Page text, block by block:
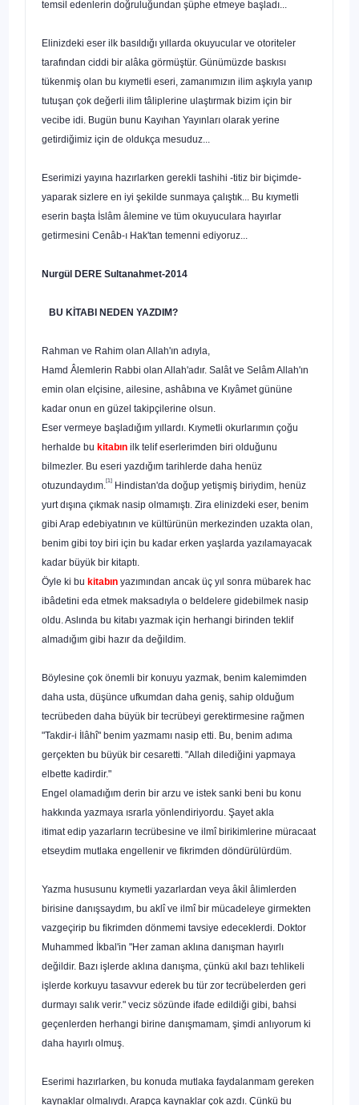
temsil edenlerin doğruluğundan şüphe etmeye başladı...
Elinizdeki eser ilk basıldığı yıllarda okuyucular ve otorite­ler
tarafından ciddi bir alâka görmüştür. Günümüzde baskısı
tükenmiş olan bu kıymetli eseri, zamanımızın ilim aşkıyla ya­nıp
tutuşan çok değerli ilim tâliplerine ulaştırmak bizim için bir
vecibe idi. Bugün bunu Kayıhan Yayınları olarak yerine
getirdiğimiz için de oldukça mesuduz...
Eserimizi yayına hazırlarken gerekli tashihi -titiz bir biçim­de-
yaparak sizlere en iyi şekilde sunmaya çalıştık... Bu kıy­metli
eserin başta İslâm âlemine ve tüm okuyuculara hayırlar
getirmesini Cenâb-ı Hak'tan temenni ediyoruz...
Nurgül DERE Sultanahmet-2014
BU KİTABI NEDEN YAZDIM?
Rahman ve Rahim olan Allah'ın adıyla,
Hamd Âlemlerin Rabbi olan Allah'adır. Salât ve Selâm Allah'ın
emin olan elçisine, ailesine, ashâbına ve Kıyâmet gü­nüne
kadar onun en güzel takipçilerine olsun.
Eser vermeye başladığım yıllardı. Kıymetli okurlarımın çoğu
herhalde bu kitabın ilk telif eserlerimden biri oldu­ğunu
bilmezler. Bu eseri yazdığım tarihlerde daha henüz
otuzundaydım. [1] Hindistan'da doğup yetişmiş biriydim, he­nüz
yurt dışına çıkmak nasip olmamıştı. Zira elinizdeki eser, benim
gibi Arap edebiyatının ve kültürünün merkezinden uzakta olan,
benim gibi toy biri için bu kadar erken yaşlarda yazılamayacak
kadar büyük bir kitaptı.
Öyle ki bu kitabın yazımından ancak üç yıl sonra mübarek hac
ibâdetini eda etmek maksadıyla o beldelere gidebilmek nasip
oldu. Aslında bu kitabı yazmak için herhangi birinden teklif
almadığım gibi hazır da değildim.
Böylesine çok önemli bir konuyu yazmak, benim kale­mimden
daha usta, düşünce ufkumdan daha geniş, sahip ol­duğum
tecrübeden daha büyük bir tecrübeyi gerektirmesine rağmen
"Takdir-i İlâhî" benim yazmamı nasip etti. Bu, benim adıma
gerçekten bu büyük bir cesaretti. "Allah dilediğini yap­maya
elbette kadirdir."
Engel olamadığım derin bir arzu ve istek sanki beni bu konu
hakkında yazmaya ısrarla yönlendiriyordu. Şayet akla
itimatedip yazarların tecrübesine ve ilmî birikimlerine müracaat
et­seydim mutlaka engellenir ve fikrimden döndürülürdüm.
Yazma hususunu kıymetli yazarlardan veya âkil âlimlerden
birisine danışsaydım, bu aklî ve ilmî bir mücadeleye girmek­ten
vazgeçirip bu fikrimden dönmemi tavsiye edeceklerdi. Doktor
Muhammed İkbal'in "Her zaman aklına danışman hayırlı
değildir. Bazı işlerde aklına danışma, çünkü akıl bazı tehlikeli
işlerde korkuyu tasavvur ederek bu tür zor tecrübe­lerden geri
durmayı salık verir." veciz sözünde ifade edildiği gibi, bahsi
geçenlerden herhangi birine danışmamam, şimdi anlıyorum ki
daha hayırlı olmuş.
Eserimi hazırlarken, bu konuda mutlaka faydalanmam gereken
kaynaklar olmalıydı. Arapça kaynaklar çok azdı. Çünkü bu